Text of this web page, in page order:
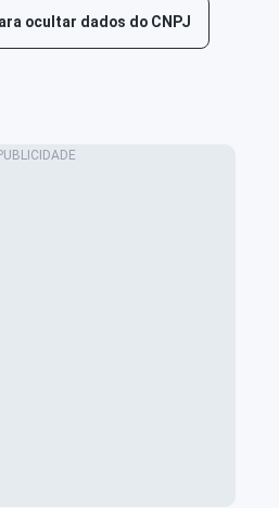
ocultar dados do CNPJ